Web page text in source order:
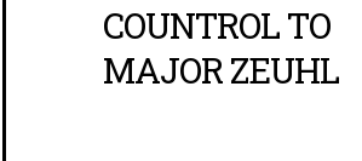
COUNTROL TO
MAJOR ZEUHL